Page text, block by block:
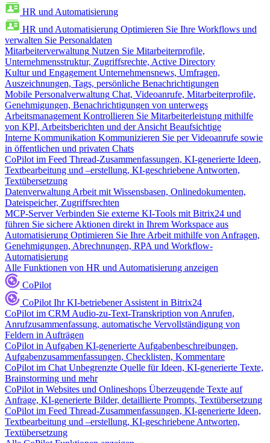
HR und Automatisierung
HR und Automatisierung Optimieren Sie Ihre Workflows und
verwalten Sie Personaldaten
Mitarbeiterverwaltung Nutzen Sie Mitarbeiterprofile,
Unternehmensstruktur, Zugriffsrechte, Active Directory
Kultur und Engagement Unternehmensnews, Umfragen,
Auszeichnungen, Tags, persönliche Benachrichtigungen
Mobile Personalverwaltung Chat, Videoanrufe, Mitarbeiterprofile,
Genehmigungen, Benachrichtigungen von unterwegs
Arbeitsmanagement Kontrollieren Sie Mitarbeiterleistung mithilfe
von KPI, Arbeitsberichten und der Ansicht Beaufsichtige
Interne Kommunikation Kommunizieren Sie per Videoanrufe sowie
in öffentlichen und privaten Chats
CoPilot im Feed Thread-Zusammenfassungen, KI-generierte Ideen,
Textbearbeitung und –erstellung, KI-geschriebene Antworten,
Textübersetzung
Datenverwaltung Arbeit mit Wissensbasen, Onlinedokumenten,
Dateispeicher, Zugriffsrechten
MCP-Server Verbinden Sie externe KI-Tools mit Bitrix24 und
führen Sie sichere Aktionen direkt in Ihrem Workspace aus
Automatisierung Optimieren Sie Ihre Arbeit mithilfe von Anfragen,
Genehmigungen, Abrechnungen, RPA und Workflow-
Automatisierung
Alle Funktionen von HR und Automatisierung anzeigen
CoPilot
CoPilot Ihr KI-betriebener Assistent in Bitrix24
CoPilot im CRM Audio-zu-Text-Transkription von Anrufen,
Anrufzusammenfassung, automatische Vervollständigung von
Feldern in Aufträgen
CoPilot in Aufgaben KI-generierte Aufgabenbeschreibungen,
Aufgabenzusammenfassungen, Checklisten, Kommentare
CoPilot im Chat Unbegrenzte Quelle für Ideen, KI-generierte Texte,
Brainstorming und mehr
CoPilot in Websites und Onlineshops Überzeugende Texte auf
Anfrage, KI-generierte Bilder, detaillierte Prompts, Textübersetzung
CoPilot im Feed Thread-Zusammenfassungen, KI-generierte Ideen,
Textbearbeitung und –erstellung, KI-geschriebene Antworten,
Textübersetzung